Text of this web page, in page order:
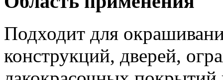
Подходит для
конструкций, дверей,